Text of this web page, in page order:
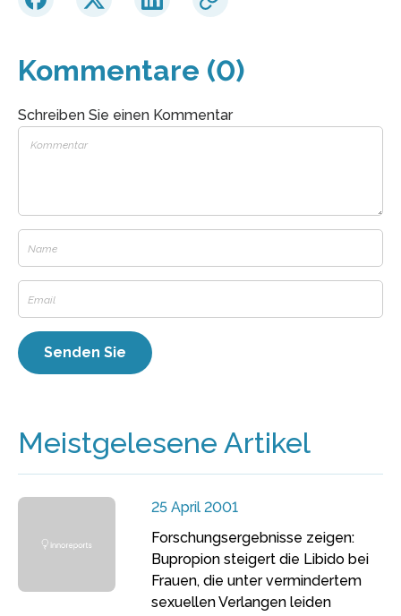
Kommentare (0)
Schreiben Sie einen Kommentar
Meistgelesene Artikel
25 April 2001
Forschungsergebnisse zeigen:
Bupropion steigert die Libido bei
Frauen, die unter vermindertem
sexuellen Verlangen leiden